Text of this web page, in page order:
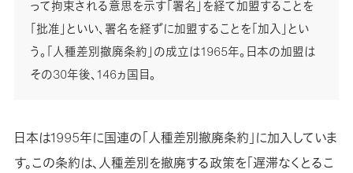
って拘束される意思を示す「署名」を経て加盟することを
「批准」といい、署名を経ずに加盟することを「加入」とい
う。「人種差別撤廃条約」の成立は1965年。日本の加盟は
その30年後、146ヵ国目。
日本は1995年に国連の「人種差別撤廃条約」に加入していま
す。この条約は、人種差別を撤廃する政策を「遅滞なくとるこ